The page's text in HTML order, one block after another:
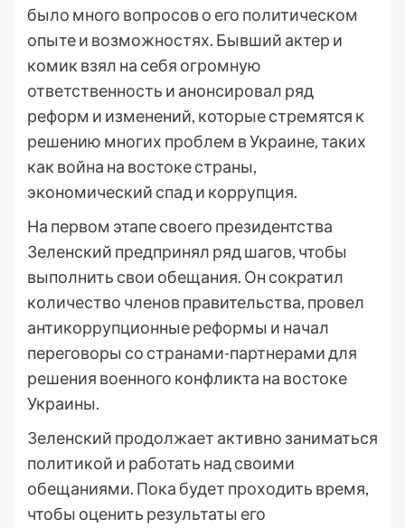
было много вопросов о его политическом
опыте и возможностях. Бывший актер и
комик взял на себя огромную
ответственность и анонсировал ряд
реформ и изменений, которые стремятся к
решению многих проблем в Украине, таких
как война на востоке страны,
экономический спад и коррупция.
На первом этапе своего президентства
Зеленский предпринял ряд шагов, чтобы
выполнить свои обещания. Он сократил
количество членов правительства, провел
антикоррупционные реформы и начал
переговоры со странами-партнерами для
решения военного конфликта на востоке
Украины.
Зеленский продолжает активно заниматься
политикой и работать над своими
обещаниями. Пока будет проходить время,
чтобы оценить результаты его